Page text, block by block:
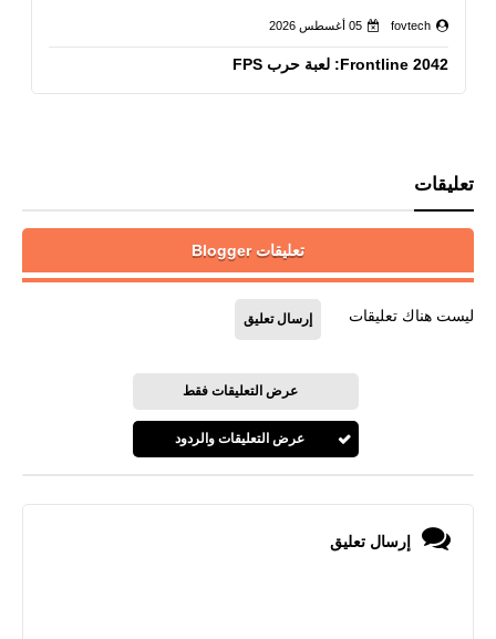
fovtech 05 أغسطس 2026
Frontline 2042: لعبة حرب FPS
تعليقات
تعليقات Blogger
ليست هناك تعليقات إرسال تعليق
عرض التعليقات فقط
عرض التعليقات والردود
إرسال تعليق